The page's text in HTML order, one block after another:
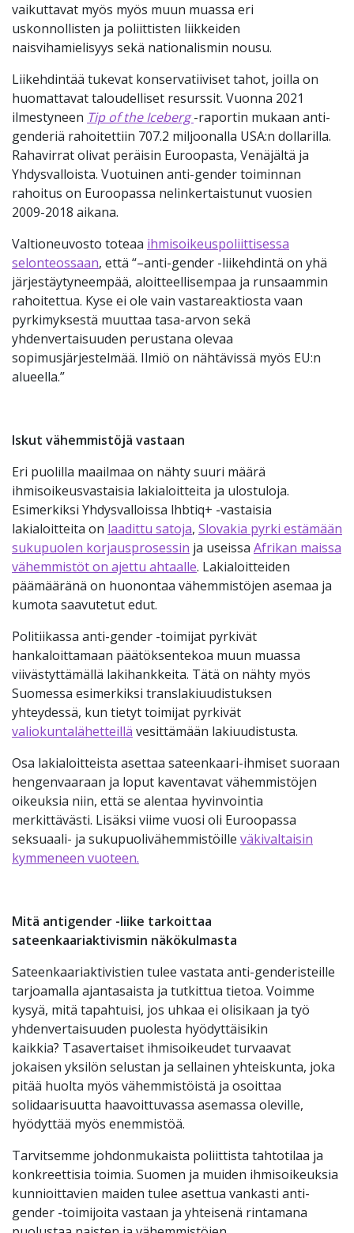
vaikuttavat myös myös muun muassa eri
uskonnollisten ja poliittisten liikkeiden
naisvihamielisyys sekä nationalismin nousu.
Liikehdintää tukevat konservatiiviset tahot, joilla on
huomattavat taloudelliset resurssit. Vuonna 2021
ilmestyneen Tip of the Iceberg-raportin mukaan anti-
genderiä rahoitettiin 707.2 miljoonalla USA:n dollarilla.
Rahavirrat olivat peräisin Euroopasta, Venäjältä ja
Yhdysvalloista. Vuotuinen anti-gender toiminnan
rahoitus on Euroopassa nelinkertaistunut vuosien
2009-2018 aikana.
Valtioneuvosto toteaa ihmisoikeuspoliittisessa
selonteossaan, että “–anti-gender -liikehdintä on yhä
järjestäytyneempää, aloitteellisempaa ja runsaammin
rahoitettua. Kyse ei ole vain vastareaktiosta vaan
pyrkimyksestä muuttaa tasa-arvon sekä
yhdenvertaisuuden perustana olevaa
sopimusjärjestelmää. Ilmiö on nähtävissä myös EU:n
alueella.”
Iskut vähemmistöjä vastaan
Eri puolilla maailmaa on nähty suuri määrä
ihmisoikeusvastaisia lakialoitteita ja ulostuloja.
Esimerkiksi Yhdysvalloissa lhbtiq+ -vastaisia
lakialoitteita on laadittu satoja, Slovakia pyrki estämään
sukupuolen korjausprosessin ja useissa Afrikan maissa
vähemmistöt on ajettu ahtaalle. Lakialoitteiden
päämääränä on huonontaa vähemmistöjen asemaa ja
kumota saavutetut edut.
Politiikassa anti-gender -toimijat pyrkivät
hankaloittamaan päätöksentekoa muun muassa
viivästyttämällä lakihankkeita. Tätä on nähty myös
Suomessa esimerkiksi translakiuudistuksen
yhteydessä, kun tietyt toimijat pyrkivät
valiokuntalähetteillä vesittämään lakiuudistusta.
Osa lakialoitteista asettaa sateenkaari-ihmiset suoraan
hengenvaaraan ja loput kaventavat vähemmistöjen
oikeuksia niin, että se alentaa hyvinvointia
merkittävästi. Lisäksi viime vuosi oli Euroopassa
seksuaali- ja sukupuolivähemmistöille väkivaltaisin
kymmeneen vuoteen.
Mitä antigender -liike tarkoittaa
sateenkaariaktivismin näkökulmasta
Sateenkaariaktivistien tulee vastata anti-genderisteille
tarjoamalla ajantasaista ja tutkittua tietoa. Voimme
kysyä, mitä tapahtuisi, jos uhkaa ei olisikaan ja työ
yhdenvertaisuuden puolesta hyödyttäisikin
kaikkia? Tasavertaiset ihmisoikeudet turvaavat
jokaisen yksilön selustan ja sellainen yhteiskunta, joka
pitää huolta myös vähemmistöistä ja osoittaa
solidaarisuutta haavoittuvassa asemassa oleville,
hyödyttää myös enemmistöä.
Tarvitsemme johdonmukaista poliittista tahtotilaa ja
konkreettisia toimia. Suomen ja muiden ihmisoikeuksia
kunnioittavien maiden tulee asettua vankasti anti-
gender -toimijoita vastaan ja yhteisenä rintamana